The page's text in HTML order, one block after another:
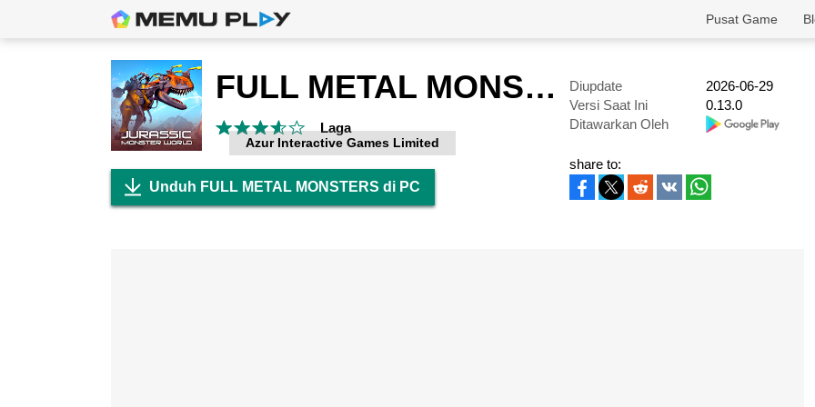
Pusat Game
FULL METAL MONSTERS
Laga
Azur Interactive Games Limited
Diupdate
2026-06-29
Versi Saat Ini
0.13.0
Ditawarkan Oleh
Unduh FULL METAL MONSTERS di PC
share to: